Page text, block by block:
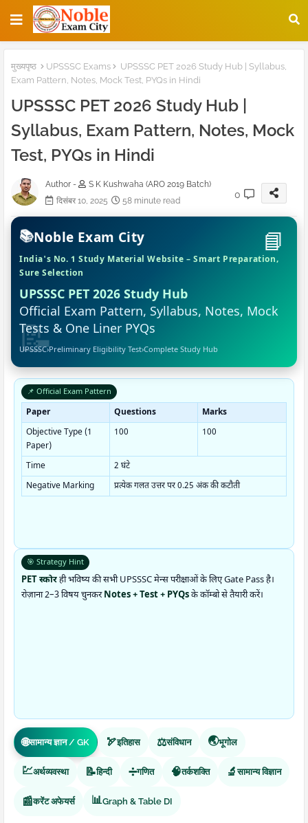
मुख्यपृष्ठ UPSSSC Exams
UPSSSC PET 2026 Study Hub | Syllabus,
Exam Pattern, Notes, Mock Test, PYQs in Hindi
UPSSSC PET 2026 Study Hub |
Syllabus, Exam Pattern, Notes, Mock
Test, PYQs in Hindi
Author -
S K Kushwaha (ARO 2019 Batch)
दिसंबर 10, 2025
58 minute read
0
📚Noble Exam City
India's No. 1 Study Material Website – Smart Preparation,
Sure Selection
UPSSSC PET 2026 Study Hub
Official Exam Pattern, Syllabus, Notes, Mock
Tests & One Liner PYQs
UPSSSC›Preliminary Eligibility Test›Complete Study Hub
📌 Official Exam Pattern
Paper Questions
Marks
Objective Type (1
Paper)
100 100
Time
2 घंटे
Negative Marking
प्रत्येक गलत उत्तर पर 0.25 अंक की कटौती
🎯 Strategy Hint
PET स्कोरही भविष्य की सभी UPSSSC मेन्स परीक्षाओं के लिए Gate Pass है।
रोज़ाना 2–3 विषय चुनकरNotes + Test + PYQsके कॉम्बो से तैयारी करें।
🌐सामान्य ज्ञान / GK 🏹इतिहास ⚖️संविधान 🌏भूगोल
💹अर्थव्यवस्था 📝हिन्दी ➗गणित 🧠तर्कशक्ति 🔬सामान्य विज्ञान
📰करेंट अफेयर्स 📊Graph & Table DI